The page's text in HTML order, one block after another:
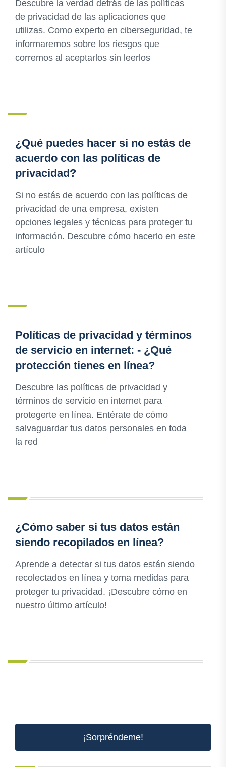
Descubre la verdad detrás de las políticas
de privacidad de las aplicaciones que
utilizas. Como experto en ciberseguridad, te
informaremos sobre los riesgos que
corremos al aceptarlos sin leerlos
¿Qué puedes hacer si no estás de
acuerdo con las políticas de
privacidad?
Si no estás de acuerdo con las políticas de
privacidad de una empresa, existen
opciones legales y técnicas para proteger tu
información. Descubre cómo hacerlo en este
artículo
Políticas de privacidad y términos
de servicio en internet: - ¿Qué
protección tienes en línea?
Descubre las políticas de privacidad y
términos de servicio en internet para
protegerte en línea. Entérate de cómo
salvaguardar tus datos personales en toda
la red
¿Cómo saber si tus datos están
siendo recopilados en línea?
Aprende a detectar si tus datos están siendo
recolectados en línea y toma medidas para
proteger tu privacidad. ¡Descubre cómo en
nuestro último artículo!
¡Sorpréndeme!